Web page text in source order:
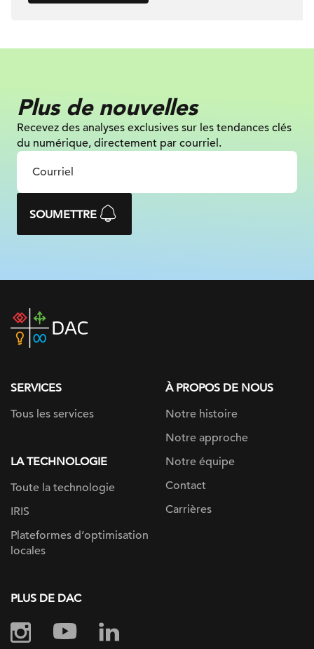
Plus de nouvelles
Recevez des analyses exclusives sur les tendances clés
du numérique, directement par courriel.
SOUMETTRE
home
SERVICES
Tous les services
LA TECHNOLOGIE
Toute la technologie
IRIS
Plateformes d’optimisation
locales
À PROPOS DE NOUS
Notre histoire
Notre approche
Notre équipe
Contact
Carrières
PLUS DE DAC